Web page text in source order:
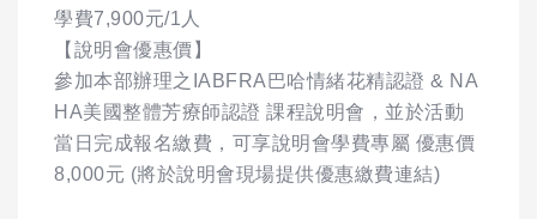
學費7,900元/1人
【說明會優惠價】
參加本部辦理之IABFRA巴哈情緒花精認證 & NA
HA美國整體芳療師認證 課程說明會，並於活動
當日完成報名繳費，可享說明會學費專屬 優惠價
8,000元 (將於說明會現場提供優惠繳費連結)